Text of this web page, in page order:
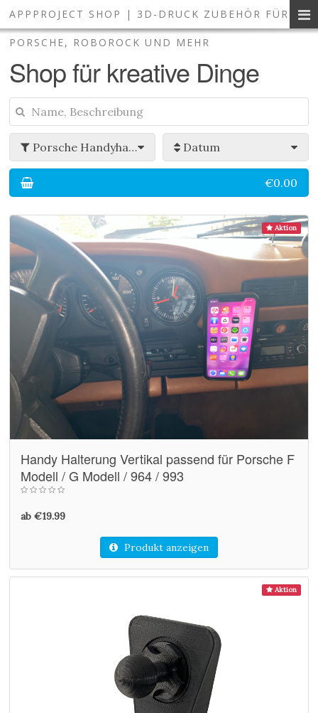
APPPROJECT SHOP | 3D-DRUCK ZUBEHÖR FÜR
PORSCHE, ROBOROCK UND MEHR
3D-Druck Zubehör und Smart
Shop für kreative Dinge
Porsche Handyhalterung Datum
€0.00
Aktion
Handy Halterung Vertikal passend für Porsche F
Modell / G Modell / 964 / 993
ab €19.99
Produkt anzeigen
Aktion